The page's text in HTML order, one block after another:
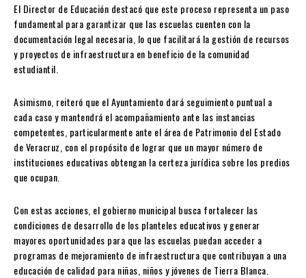
El Director de Educación destacó que este proceso representa un paso
fundamental para garantizar que las escuelas cuenten con la
documentación legal necesaria, lo que facilitará la gestión de recursos
y proyectos de infraestructura en beneficio de la comunidad
estudiantil.
Asimismo, reiteró que el Ayuntamiento dará seguimiento puntual a
cada caso y mantendrá el acompañamiento ante las instancias
competentes, particularmente ante el área de Patrimonio del Estado
de Veracruz, con el propósito de lograr que un mayor número de
instituciones educativas obtengan la certeza jurídica sobre los predios
que ocupan.
Con estas acciones, el gobierno municipal busca fortalecer las
condiciones de desarrollo de los planteles educativos y generar
mayores oportunidades para que las escuelas puedan acceder a
programas de mejoramiento de infraestructura que contribuyan a una
educación de calidad para niñas, niños y jóvenes de Tierra Blanca.